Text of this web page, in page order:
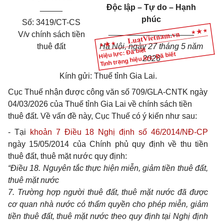
Hiệu lực: Đã biết
Tình trạng hiệu lực: Đã biết
Số: 3419/CT-CS
V/v chính sách tiền
thuê đất
Độc lập – Tự do – Hạnh
phúc
___________________
Hà Nội, ngày 27tháng 5 năm
2026
Kính gửi: Thuế tỉnh Gia Lai.
Cục Thuế nhận được công văn số 709/GLA-CNTK ngày
04/03/2026 của Thuế tỉnh Gia Lai về chính sách tiền
thuê đất. Về vấn đề này, Cục Thuế có ý kiến như sau:
- Tại
khoản 7 Điều 18 Nghị định số 46/2014/NĐ-CP
ngày 15/05/2014 của Chính phủ quy định về thu tiền
thuê đất, thuê mặt nước quy định:
“Điều 18. Nguyên tắc thực hiện miễn, giảm tiền thuê đất,
thuê mặt nước
7. Trường hợp người thuê đất, thuê mặt nước đã được
cơ quan nhà nước có thẩm quyền cho phép miễn, giảm
tiền thuê đất, thuê mặt nước theo quy định tại Nghị định